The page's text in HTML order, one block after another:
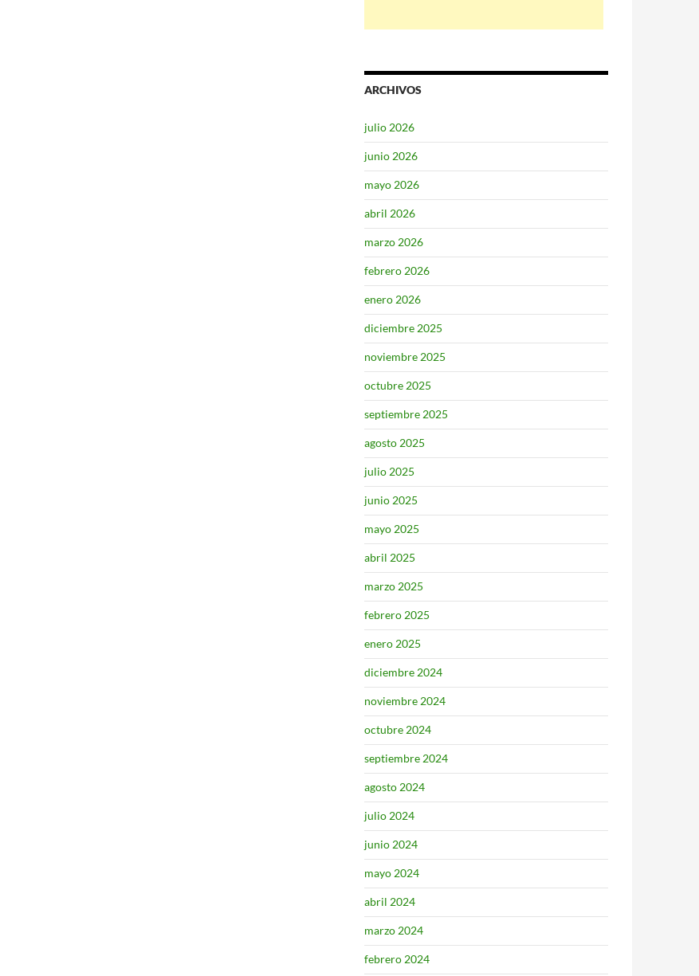
ARCHIVOS
julio 2026
junio 2026
mayo 2026
abril 2026
marzo 2026
febrero 2026
enero 2026
diciembre 2025
noviembre 2025
octubre 2025
septiembre 2025
agosto 2025
julio 2025
junio 2025
mayo 2025
abril 2025
marzo 2025
febrero 2025
enero 2025
diciembre 2024
noviembre 2024
octubre 2024
septiembre 2024
agosto 2024
julio 2024
junio 2024
mayo 2024
abril 2024
marzo 2024
febrero 2024